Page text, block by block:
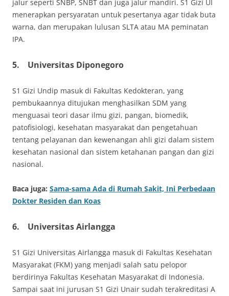
jalur seperti SNBP, SNBT dan juga jalur mandiri. S1 Gizi UI
menerapkan persyaratan untuk pesertanya agar tidak buta
warna, dan merupakan lulusan SLTA atau MA peminatan
IPA.
5. Universitas Diponegoro
S1 Gizi Undip masuk di Fakultas Kedokteran, yang
pembukaannya ditujukan menghasilkan SDM yang
menguasai teori dasar ilmu gizi, pangan, biomedik,
patofisiologi, kesehatan masyarakat dan pengetahuan
tentang pelayanan dan kewenangan ahli gizi dalam sistem
kesehatan nasional dan sistem ketahanan pangan dan gizi
nasional.
Baca juga: Sama-sama Ada di Rumah Sakit, Ini Perbedaan
Dokter Residen dan Koas
6. Universitas Airlangga
S1 Gizi Universitas Airlangga masuk di Fakultas Kesehatan
Masyarakat (FKM) yang menjadi salah satu pelopor
berdirinya Fakultas Kesehatan Masyarakat di Indonesia.
Sampai saat ini jurusan S1 Gizi Unair sudah terakreditasi A